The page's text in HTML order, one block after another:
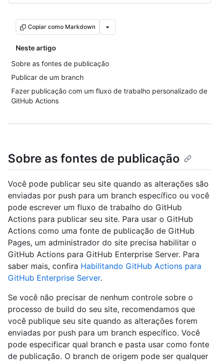
Copiar como Markdown
Neste artigo
Sobre as fontes de publicação
Publicar de um branch
Fazer publicação com um fluxo de trabalho personalizado de
GitHub Actions
Sobre as fontes de publicação
Você pode publicar seu site quando as alterações são
enviadas por push para um branch específico ou você
pode escrever um fluxo de trabalho do GitHub
Actions para publicar seu site. Para usar o GitHub
Actions como uma fonte de publicação de GitHub
Pages, um administrador do site precisa habilitar o
GitHub Actions para GitHub Enterprise Server. Para
saber mais, confira Habilitando GitHub Actions para
GitHub Enterprise Server.
Se você não precisar de nenhum controle sobre o
processo de build do seu site, recomendamos que
você publique seu site quando as alterações forem
enviadas por push para um branch específico. Você
pode especificar qual branch e pasta usar como fonte
de publicação. O branch de origem pode ser qualquer